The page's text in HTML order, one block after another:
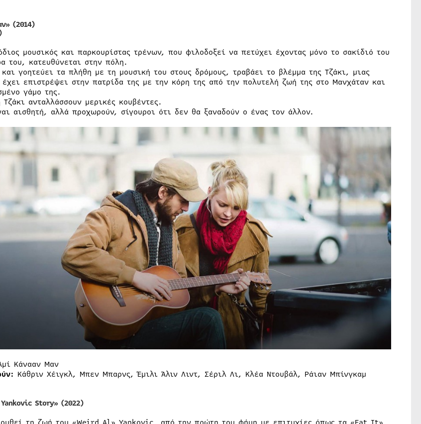
(2014)
μουσικός και παρκουρίστας τρένων, που φιλοδοξεί να πετύχει έχοντας μόνο το σακίδιό του
του, κατευθύνεται στην πόλη.
γοητεύει τα πλήθη με τη μουσική του στους δρόμους, τραβάει το βλέμμα της Τζάκι, μιας
επιστρέψει στην πατρίδα της με την κόρη της από την πολυτελή ζωή της στο Μανχάταν και
γάμο της.
ανταλλάσσουν μερικές κουβέντες.
αισθητή, αλλά προχωρούν, σίγουροι ότι δεν θα ξαναδούν ο ένας τον άλλον.
Κάνααν Μαν
Κάθριν Χέιγκλ, Μπεν Μπαρνς, Έμιλι Άλιν Λιντ, Σέριλ Λι, Κλέα Ντουβάλ, Ράιαν Μπίνγκαμ
Story» (2022)